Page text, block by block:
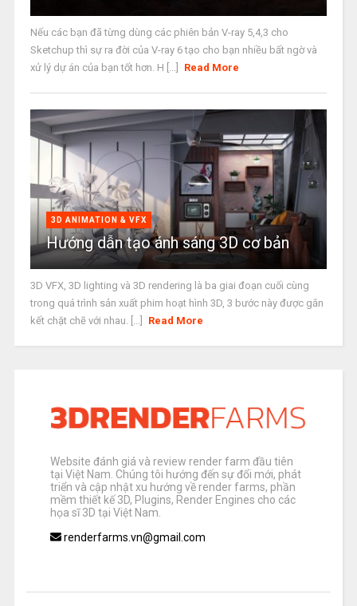
Nếu các bạn đã từng dùng các phiên bản V-ray 5,4,3 cho
Sketchup thì sự ra đời của V-ray 6 tạo cho bạn nhiều bất ngờ và
xử lý dự án của bạn tốt hơn. H [...]
Read More
3D ANIMATION & VFX
Hướng dẫn tạo ánh sáng 3D cơ bản
3D VFX, 3D lighting và 3D rendering là ba giai đoạn cuối cùng
trong quá trình sản xuất phim hoạt hình 3D, 3 bước này được gắn
kết chặt chẽ với nhau. [...]
Read More
Website đánh giá và review render farm đầu tiên
tại Việt Nam. Chúng tôi hướng đến sự đổi mới, phát
triển và cập nhật xu hướng về render farms, phần
mềm thiết kế 3D, Plugins, Render Engines cho các
họa sĩ 3D tại Việt Nam.
renderfarms.vn@gmail.com